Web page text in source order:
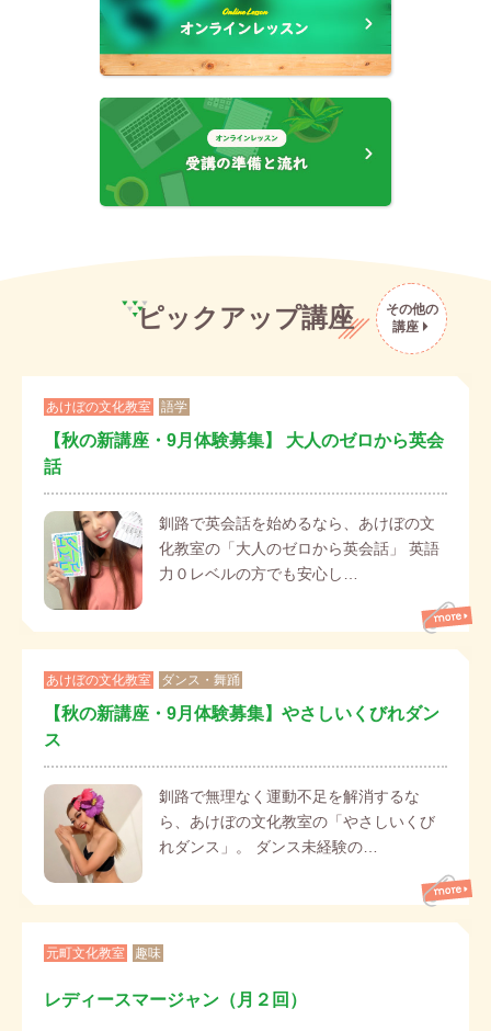
ピックアップ講座
その他の
講座
あけぼの文化教室 語学
【秋の新講座・9月体験募集】 大人のゼロから英会
話
釧路で英会話を始めるなら、あけぼの文
化教室の「大人のゼロから英会話」 英語
力０レベルの方でも安心し…
あけぼの文化教室 ダンス・舞踊
【秋の新講座・9月体験募集】やさしいくびれダン
ス
釧路で無理なく運動不足を解消するな
ら、あけぼの文化教室の「やさしいくび
れダンス」。 ダンス未経験の…
元町文化教室 趣味
レディースマージャン（月２回）